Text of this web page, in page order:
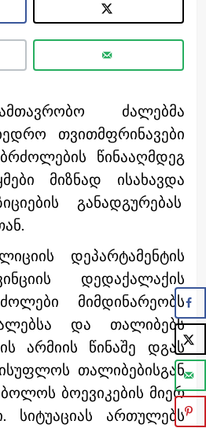
ძალებმა
თვითმფრინავები
წინააღმდეგ
მიზნად ისახავდა
განადგურებას
დეპარტამენტის
დედაქალაქის
მიმდინარეობს
და თალიბებს
არმიის წინაშე დგას
თალიბებისგან
ბოლოს ბოევიკების მიერ
სიტუაციას ართულებს